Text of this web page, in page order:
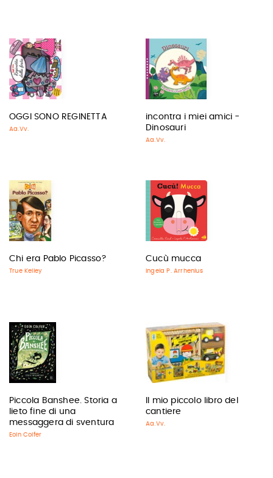
OGGI SONO REGINETTA
Aa.Vv.
incontra i miei amici -
Dinosauri
Aa.Vv.
Chi era Pablo Picasso?
True Kelley
Cucù mucca
Ingela P. Arrhenius
Piccola Banshee. Storia a
lieto fine di una
messaggera di sventura
Eoin Colfer
Il mio piccolo libro del
cantiere
Aa.Vv.